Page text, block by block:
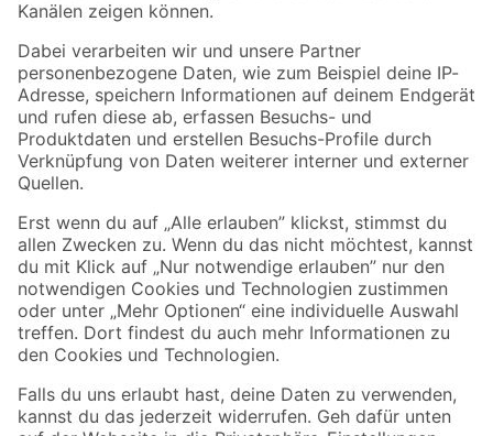
Folge uns
Zahlungsarten Versandarten
Sicher einkaufen
Jetzt die toom-App herunterladen
Alle Preisangaben in EUR inkl. gesetzl. MwSt.. Die dargestellten Angebote sind unter